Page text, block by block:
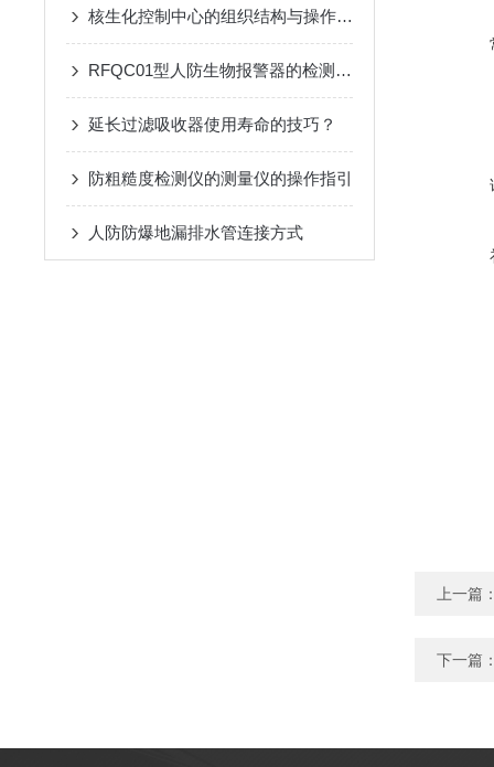
核生化控制中心的组织结构与操作流程说明
RFQC01型人防生物报警器的检测精度与环境适应性分析
延长过滤吸收器使用寿命的技巧？
防粗糙度检测仪的测量仪的操作指引
人防防爆地漏排水管连接方式
上一篇
下一篇